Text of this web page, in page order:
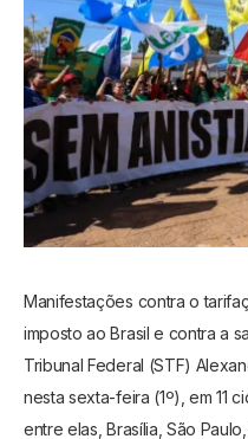
Manifestações contra o
imposto ao Brasil e contra a
Tribunal Federal (STF)
nesta sexta-feira (1º), em 11
entre elas, Brasília, São